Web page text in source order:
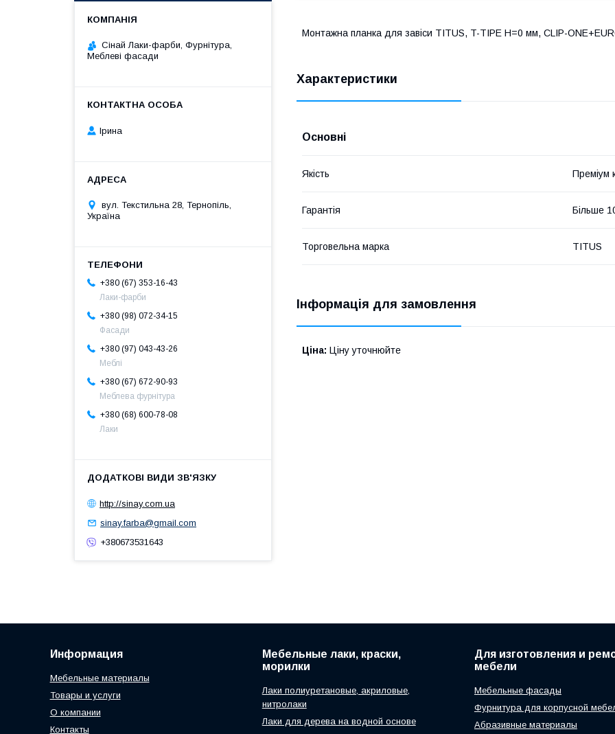
Монтажна планка для завіси TITUS, T-TIPE H=0 мм, CLIP-
Характеристики
Основні
Якість Преміум
Гарантія Більше
Торговельна марка TITUS
Інформація для замовлення
Ціна: Ціну уточнюйте
Сінай Лаки-фарби, Фурнітура,
Меблеві фасади
Ірина
вул. Текстильна 28, Тернопіль,
Україна
+380 (67) 353-16-43
Лаки-фарби
+380 (98) 072-34-15
Фасади
+380 (97) 043-43-26
Меблі
+380 (67) 672-90-93
Меблева фурнітура
+380 (68) 600-78-08
Лаки
http://sinay.com.ua
sinay.farba@gmail.com
+380673531643
Информация
Мебельные материалы
Товары и услуги
О компании
Контакты
Мебельные лаки, краски,
морилки
Лаки полиуретановые, акриловые,
нитролаки
Лаки для дерева на водной основе
Для изготовления и
мебели
Мебельные фасады
Фурнитура для корпусной
Абразивные материалы